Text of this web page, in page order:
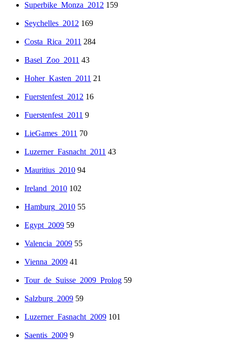
Superbike_Monza_2012 159
Seychelles_2012 169
Costa_Rica_2011 284
Basel_Zoo_2011 43
Hoher_Kasten_2011 21
Fuerstenfest_2012 16
Fuerstenfest_2011 9
LieGames_2011 70
Luzerner_Fasnacht_2011 43
Mauritius_2010 94
Ireland_2010 102
Hamburg_2010 55
Egypt_2009 59
Valencia_2009 55
Vienna_2009 41
Tour_de_Suisse_2009_Prolog 59
Salzburg_2009 59
Luzerner_Fasnacht_2009 101
Saentis_2009 9